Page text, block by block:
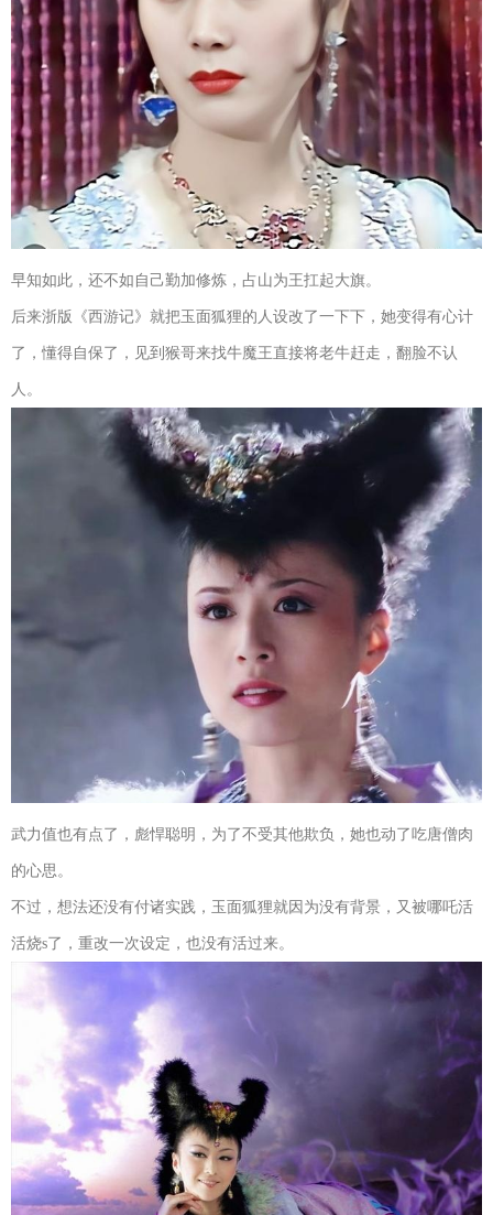
早知如此，还不如自己勤加修炼，占山为王扛起大旗。
后来浙版《西游记》就把玉面狐狸的人设改了一下下，她变得有心计
了，懂得自保了，见到猴哥来找牛魔王直接将老牛赶走，翻脸不认
人。
武力值也有点了，彪悍聪明，为了不受其他欺负，她也动了吃唐僧肉
的心思。
不过，想法还没有付诸实践，玉面狐狸就因为没有背景，又被哪吒活
活烧s了，重改一次设定，也没有活过来。